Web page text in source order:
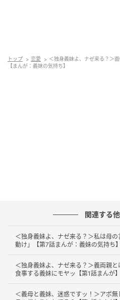
出典：select.mamastar.jp
母は私のことを可哀想だと
トップ 恋愛
＜独身義妹よ、ナゼ来る？＞
【まんが：義妹の気持ち】
関連する
＜独身義妹よ、ナゼ来る？＞私は母
動け」【第7話まんが：義妹の気持ち】
＜独身義妹よ、ナゼ来る？＞義両親
食事する義妹にモヤッ【第1話まんが】
＜義母と義妹、迷惑ですッ！＞アポ